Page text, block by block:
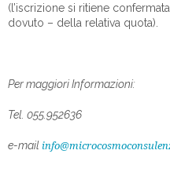
(l’iscrizione si ritiene
dovuto – della relativa quota).
Per maggiori Informazioni:
Tel. 055.952636
e-mail